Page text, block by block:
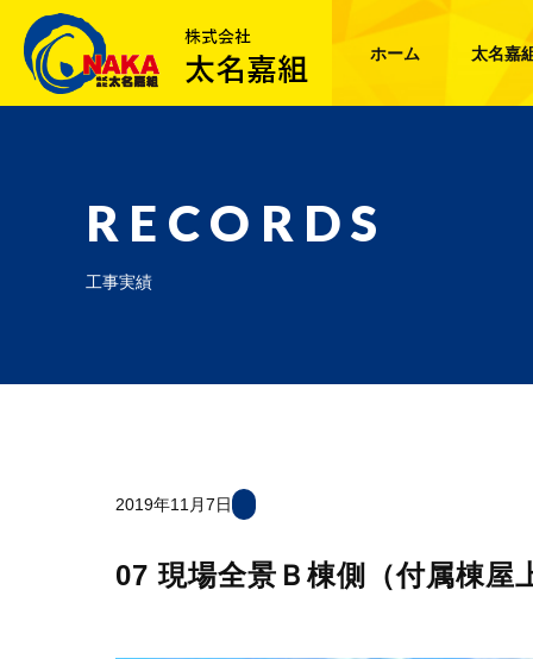
ホーム 太名嘉
RECORDS
工事実績
2019年11月7日
07 現場全景Ｂ棟側（付属棟屋